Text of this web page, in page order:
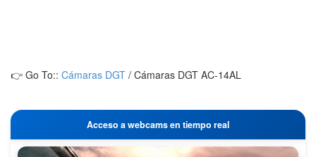
👉 Go To:: Cámaras DGT / Cámaras DGT AC-14AL
Acceso a webcams en tiempo real